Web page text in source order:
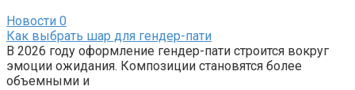
Новости 0
Как выбрать шар для гендер-пати
В 2026 году оформление гендер-пати строится вокруг
эмоции ожидания. Композиции становятся более
объемными и